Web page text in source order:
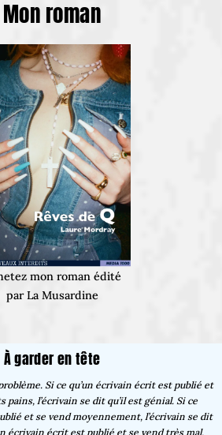
Mon roman
mon roman édité
par La Musardine
À garder en tête
Si ce qu’un écrivain écrit est publié et
pains, l’écrivain se dit qu’il est génial. Si ce
et se vend moyennement, l’écrivain se dit
écrivain écrit est publié et se vend très mal,